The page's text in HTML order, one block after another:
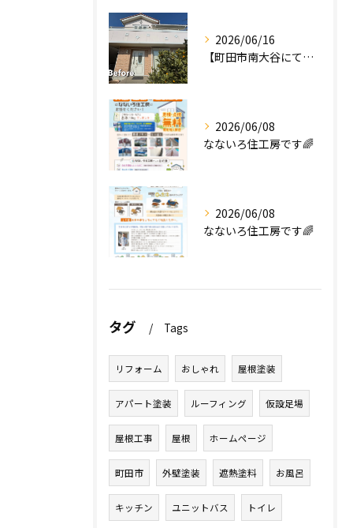
2026/06/16
【町田市南大谷にて外壁塗装工事完工のお知らせ】
2026/06/08
なないろ住工房です🌈
2026/06/08
なないろ住工房です🌈
タグ Tags
リフォーム おしゃれ 屋根塗装
アパート塗装 ルーフィング 仮設足場
屋根工事 屋根 ホームページ
町田市 外壁塗装 遮熱塗料 お風呂
キッチン ユニットバス トイレ